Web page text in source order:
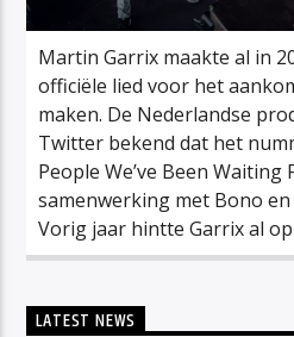
Martin Garrix maakte al in
officiële lied voor het
maken. De Nederlandse
Twitter bekend dat het
People We’ve Been Waiting
samenwerking met Bono en
Vorig jaar hintte Garrix al
LATEST NEWS